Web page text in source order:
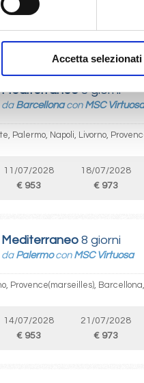
Accetta selezionati
Mediterraneo8 giorni
da Barcellonacon MSC Virtuosa
Palermo, Napoli, Livorno,
11/07/2028
€ 953
18/07/2028
€ 973
Mediterraneo 8 giorni
da Palermocon MSC Virtuosa
Provence(marseilles),
14/07/2028
€ 953
21/07/2028
€ 973